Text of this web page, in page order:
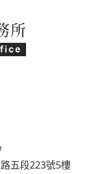
五段223號5樓